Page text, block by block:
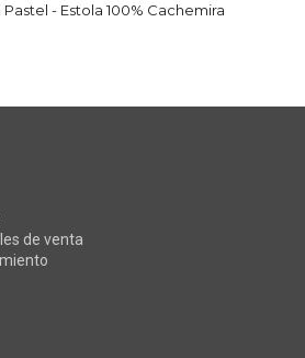
Pastel - Estola 100% Cachemira
de venta